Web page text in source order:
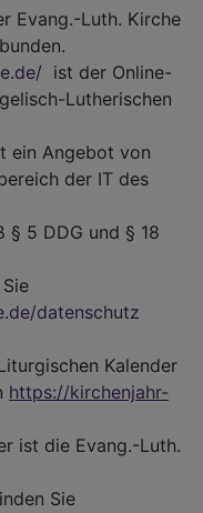
Evang.-Luth. Kirche
ist der Online-
Lutherischen
ein Angebot von
der IT des
5 DDG und § 18
datenschutz
Kalender
https://kirchenjahr-
ist die Evang.-Luth.
Sie